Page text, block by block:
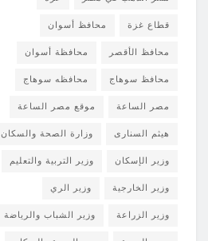
قطاع غزة محافظ أسوان
محافظ الأقصر محافظة أسوان
محافظ سوهاج محافظه سوهاج
مصر الساعة موقع مصر الساعة
هيثم السنارى وزارة الصحة والسكان
وزير الإسكان وزير التربية والتعليم
وزير الخارجية وزير الري
وزير الزراعة وزير الشباب والرياضة